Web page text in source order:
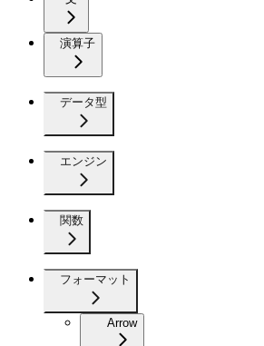
演算子
データ型
エンジン
関数
フォーマット
Arrow